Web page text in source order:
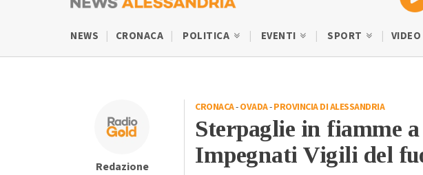
NEWS CRONACA POLITICA EVENTI SPORT VIDEO
Redazione
CRONACA-OVADA-PROVINCIA DI ALESSANDRIA
Sterpaglie in fiamme
Impegnati Vigili del